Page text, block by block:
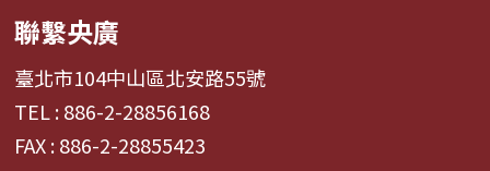
聯繫央廣
臺北市104中山區北安路55號
TEL : 886-2-28856168
FAX : 886-2-28855423